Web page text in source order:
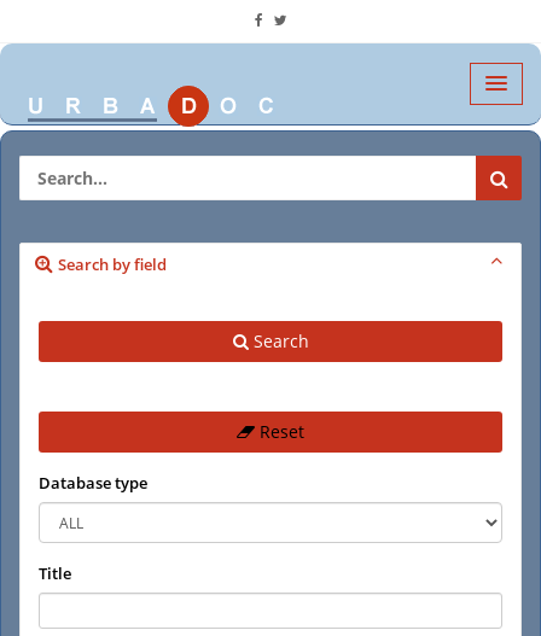
Search by field
Search
Reset
Database type
Title